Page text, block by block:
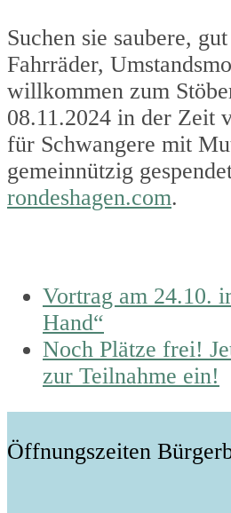
Suchen sie saubere,
Fahrräder,
willkommen zum
08.11.2024 in der Zeit
für Schwangere mit
gemeinnützig
rondeshagen.com.
previous
post:
Vortrag am 24.10.
Hand“
next
post:
Noch Plätze frei!
zur Teilnahme ein!
Öffnungszeiten